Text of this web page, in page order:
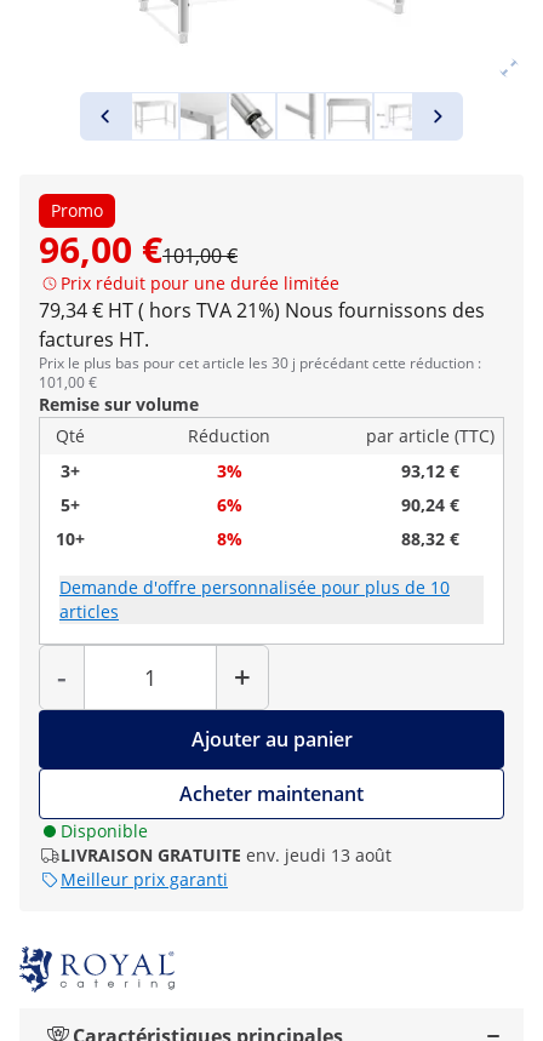
Promo
96,00 €101,00 €
Prix réduit pour une durée limitée
79,34 € HT ( hors TVA 21%) Nous fournissons des
factures HT.
Prix le plus bas pour cet article les 30 j précédant cette réduction :
101,00 €
Remise sur volume
Qté
Réduction
par article (TTC)
3+
3%
93,12 €
5+
6%
90,24 €
10+
8% 88,32 €
Demande d'offre personnalisée pour plus de 10
articles
-
Quantité
+
Ajouter au panier
Acheter maintenant
Disponible
LIVRAISON GRATUITE env. jeudi 13 août
Meilleur prix garanti